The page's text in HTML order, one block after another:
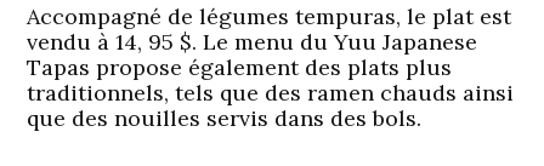
Accompagné de légumes tempuras, le plat est
vendu à 14, 95 $. Le menu du Yuu Japanese
Tapas propose également des plats plus
traditionnels, tels que des ramen chauds ainsi
que des nouilles servis dans des bols.